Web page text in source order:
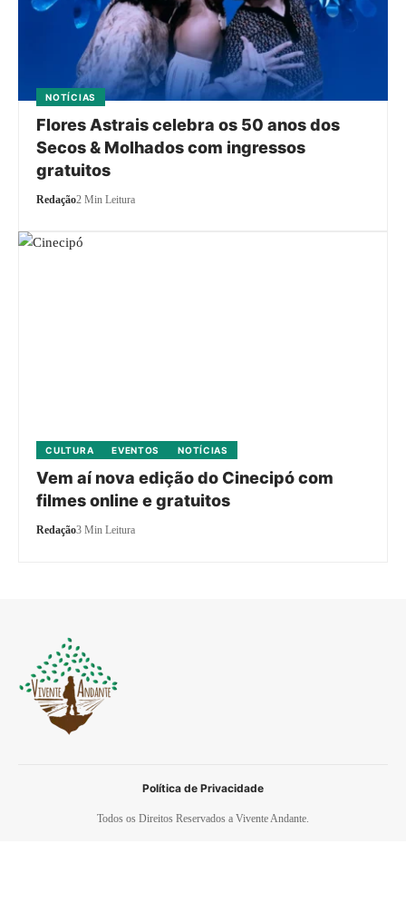
NOTÍCIAS
Flores Astrais celebra os 50 anos dos
Secos & Molhados com ingressos
gratuitos
Redação2 Min Leitura
CULTURA EVENTOS NOTÍCIAS
Vem aí nova edição do Cinecipó com
filmes online e gratuitos
Redação3 Min Leitura
Todos os Direitos Reservados a Vivente Andante.
Política de Privacidade